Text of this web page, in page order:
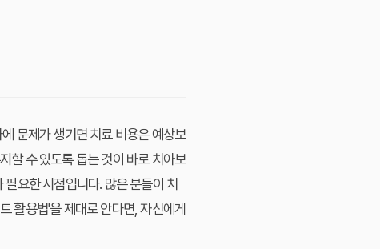
문제가 생기면 치료 비용은 예상보
할 수 있도록 돕는 것이 바로 치아보
요한 시점입니다. 많은 분들이 치
활용법'을 제대로 안다면, 자신에게